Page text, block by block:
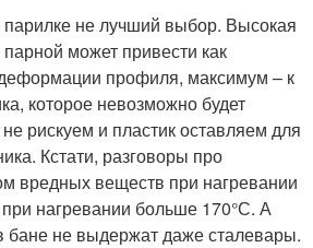
не лучший выбор. Высокая
может привести как
профиля, максимум – к
которое невозможно будет
рискуем и пластик оставляем для
Кстати, разговоры про
вредных веществ при нагревании
нагревании больше 170°С. А
бане не выдержат даже сталевары.